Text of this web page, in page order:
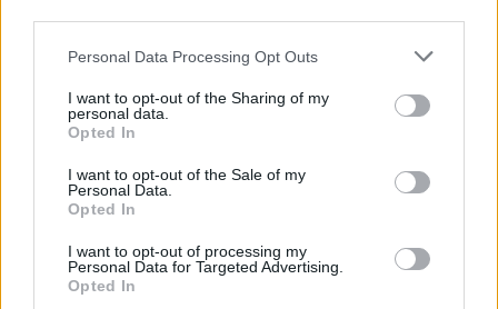
Personal Data Processing Opt Outs
I want to opt-out of the Sharing of my
personal data.
Opted In
I want to opt-out of the Sale of my
Personal Data.
Opted In
I want to opt-out of processing my
Personal Data for Targeted Advertising.
Opted In
AVG
9
Obišči Vilo Čira-Čara
9 16:00
10
Minute za šah z Nejcem